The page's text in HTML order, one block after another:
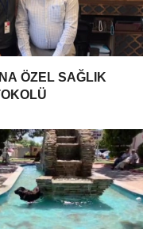
ÖZEL SAĞLIK